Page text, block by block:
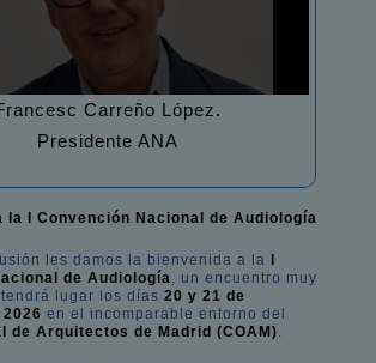
Carreño López.
Presidente ANA
la I Convención Nacional de Audiología
les damos la bienvenida a la I
de Audiología
, un encuentro muy
lugar los días 20 y 21 de
en el incomparable entorno del
de Arquitectos de Madrid (COAM)